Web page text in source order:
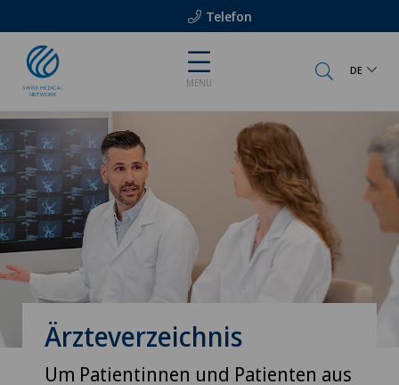
Telefon
MENU
DE
Ärzteverzeichnis
Um Patientinnen und Patienten aus